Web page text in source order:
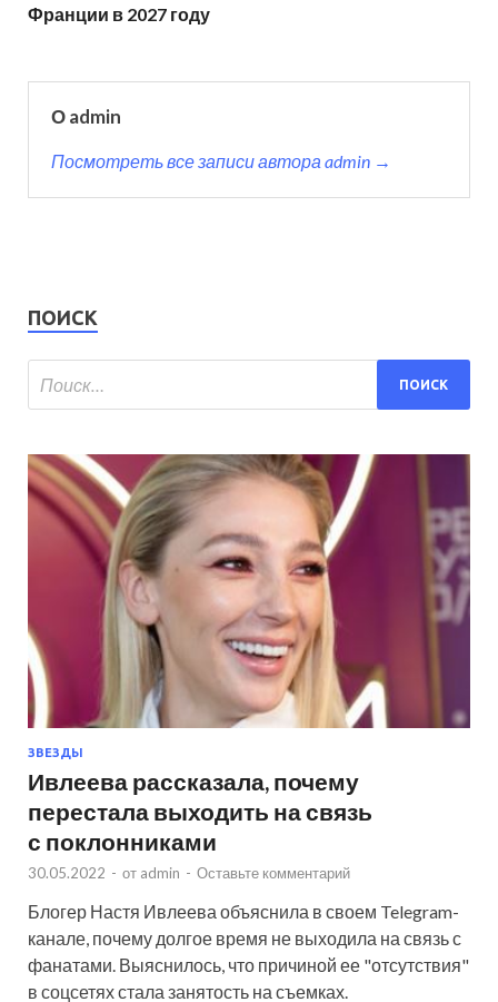
Франции в 2027 году
О admin
Посмотреть все записи автора admin →
ПОИСК
ЗВЕЗДЫ
Ивлеева рассказала, почему
перестала выходить на связь
с поклонниками
30.05.2022 - от admin - Оставьте комментарий
Блогер Настя Ивлеева объяснила в своем Telegram-
канале, почему долгое время не выходила на связь с
фанатами. Выяснилось, что причиной ее "отсутствия"
в соцсетях стала занятость на съемках.